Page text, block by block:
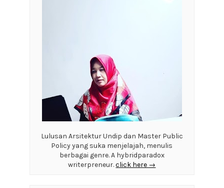
Lulusan Arsitektur Undip dan Master Public
Policy yang suka menjelajah, menulis
berbagai genre. A hybridparadox
writerpreneur.click here →